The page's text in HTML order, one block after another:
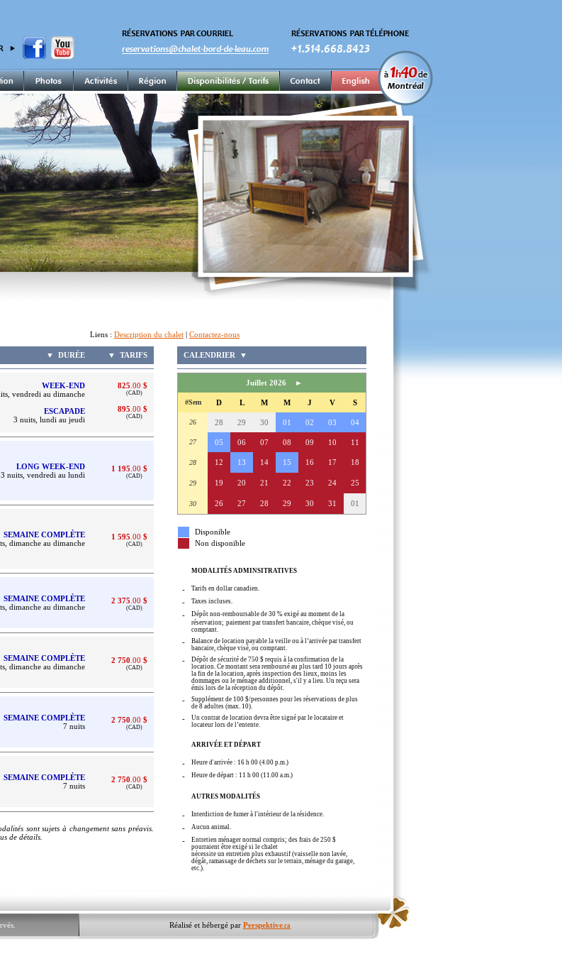
régulier. Liens : Description du chalet | Contactez-nous
▼ DURÉE ▼ TARIFS
WEEK-END
vendredi au dimanche
ESCAPADE
3 nuits, lundi au jeudi
825 .00 $
(CAD)
895 .00 $
(CAD)
LONG WEEK-END
3 nuits, vendredi au lundi
1 195 .00 $
(CAD)
SEMAINE COMPLÈTE
dimanche au dimanche
1 595 .00 $
(CAD)
SEMAINE COMPLÈTE
dimanche au dimanche
2 375 .00 $
(CAD)
SEMAINE COMPLÈTE
dimanche au dimanche
2 750 .00 $
(CAD)
SEMAINE COMPLÈTE
7 nuits
2 750 .00 $
(CAD)
SEMAINE COMPLÈTE
7 nuits
2 750 .00 $
(CAD)
sont sujets à changement sans préavis.
de détails.
CALENDRIER ▼
Juillet 2026 ►
#Sem D L M M J V S
26 28 29 30 01 02 03 04
27 05 06 07 08 09 10 11
28 12 13 14 15 16 17 18
29 19 20 21 22 23 24 25
30 26 27 28 29 30 31 01
Disponible
Non disponible
MODALITÉS ADMINSITRATIVES
- Tarifs en dollar canadien.
- Taxes incluses.
-
Dépôt non-remboursable de 30 % exigé au moment de la
réservation; paiement par transfert bancaire, chèque visé, ou
comptant.
-
Balance de location payable la veille ou à l’arrivée par transfert
bancaire, chèque visé, ou comptant.
-
Dépôt de sécurité de 750 $ requis à la confirmation de la
location. Ce montant sera remboursé au plus tard 10 jours après
la fin de la location, après inspection des lieux, moins les
dommages ou le ménage additionnel, s'il y a lieu. Un reçu sera
émis lors de la réception du dépôt.
-
Supplément de 100 $/personnes pour les réservations de plus
de 8 adultes (max. 10).
-
Un contrat de location devra être signé par le locataire et
locateur lors de l’entente.
ARRIVÉE ET DÉPART
- Heure d'arrivée : 16 h 00 (4.00 p.m.)
- Heure de départ : 11 h 00 (11.00 a.m.)
AUTRES MODALITÉS
- Interdiction de fumer à l'intérieur de la résidence.
- Aucun animal.
-
Entretien ménager normal compris; des frais de 250 $
pourraient être exigé si le chalet
nécessite un entretien plus exhaustif (vaisselle non lavée,
dégât, ramassage de déchets sur le terrain, ménage du garage,
etc.).
Réalisé et hébergé par Perspektive.ca